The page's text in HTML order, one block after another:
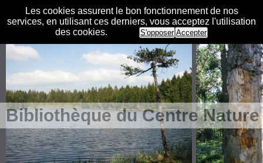
Les cookies assurent le bon fonctionnement de nos
services, en utilisant ces derniers, vous acceptez l'utilisation
des cookies.
S'opposer Accepter
Bibliothèque du Centre